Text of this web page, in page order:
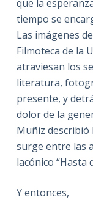
que la
tiempo se
Las imágenes
Filmoteca de la
atraviesan los
literatura,
presente, y
dolor de la
Muñiz describió
surge entre las
lacónico “Hasta
Y entonces,